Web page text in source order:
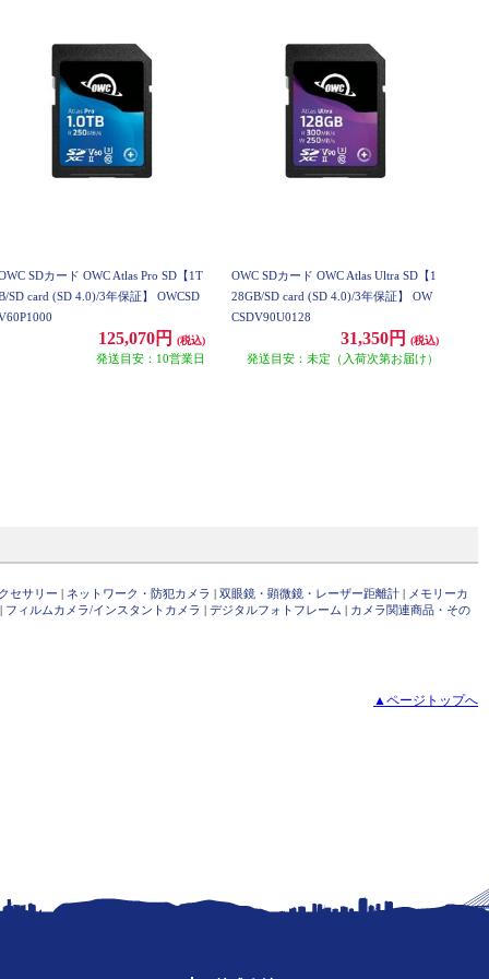
SDカード OWC Atlas Pro SD【1T
SD card (SD 4.0)/3年保証】 OWCSD
125,070円 (税込)
発送目安：10営業日
OWC SDカード OWC Atlas Ultra SD【1
28GB/SD card (SD 4.0)/3年保証】 OW
CSDV90U0128
31,350円 (税込)
発送目安：未定（入荷次第お届け）
セサリー | ネットワーク・防犯カメラ | 双眼鏡・顕微鏡・レーザー距離計 | メモリーカ
フィルムカメラ/インスタントカメラ | デジタルフォトフレーム | カメラ関連商品・その
▲ページトップへ